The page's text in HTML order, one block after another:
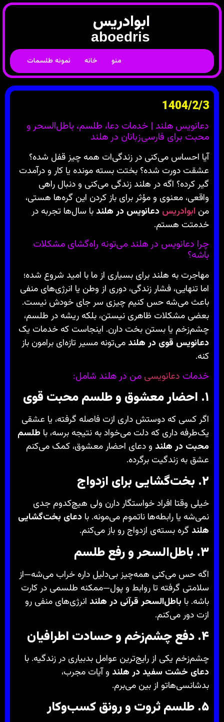
ابوادریس
aboedris
منو خانه نمونه طلسمات
1404/2/3
دعانویس هلند | خدمات دعا، طلسم، باطل‌السحر و
محبت برای فارسی‌زبانان در هلند
آیا احساس می‌کنی در زندگی‌ات همه چیز قفل شده؟
عشقت دورت شده؟ بختت بسته مونده یا کار و درآمدت
گیر کرده؟ اگه در هلند زندگی می‌کنی و دنبال راهی
واقعی، معنوی و مؤثر برای باز کردن این گره‌ها هستی،
من ابوادریس دعانویس در هلند با سال‌ها تجربه در
خدمتت هستم.
چرا دعانویس در هلند می‌تونه راه‌گشای مشکلات
باشه؟
مهاجرت به هلند برای بسیاری از ما با امید شروع شده؛
اما تنهایی، فشار زندگی، دوری از وطن یا انرژی‌های منفی
باعث می‌شه حس کنیم چیزی سر جای خودش نیست.
بعضی مشکلات ظاهری نیستن، بلکه ریشه در طلسم،
چشم‌زخم یا بستن بخت دارن. اینجاست که خدمات یک
دعانویس قوی در هلند می‌تونه مسیر تازه‌ای برامون باز
کنه.
خدمات دعانویسی من در هلند شامل:
۱. احضار معشوق و طلسم محبت قوی
اگر کسی که دوستش داری ازت فاصله گرفته، یا عشقی
یک‌طرفه داری که دلت می‌خواد به نتیجه برسه، با طلسم
محبت در هلند و دعای احضار معشوق، کمک می‌کنم
عشق به زندگیت برگرده.
۲. بخت‌گشایی برای ازدواج
خیلی وقتا افراد خواستگار دارن ولی هیچ‌کدوم جدی
نمی‌شه یا رابطه‌ها ناتموم می‌مونه. با دعای بخت‌گشایی
هلند گره بسته‌ی ازدواج رو باز می‌کنم.
۳. باطل‌السحر و رفع طلسم
اگه حس می‌کنی همه‌چیز بی‌دلیل داره خراب می‌شه—از
سلامتی گرفته تا روابط و پول—ممکنه طلسمی در کارت
باشه. با باطل‌السحر قرآنی در هلند انرژی‌های منفی رو
ازت دور می‌کنم.
۴. دفع چشم‌زخم و حسادت اطرافیان
چشم‌زخم یکی از رایج‌ترین عوامل بدبیاری در زندگیه. با
دعای خشت سفید در هلند و آیات مجرب،
بدشانسی‌هاتو از بین می‌برم.
۵. طلسم ثروت و رونق کسب‌وکار